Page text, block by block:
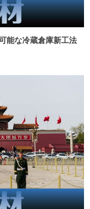
能な冷蔵倉庫新工法